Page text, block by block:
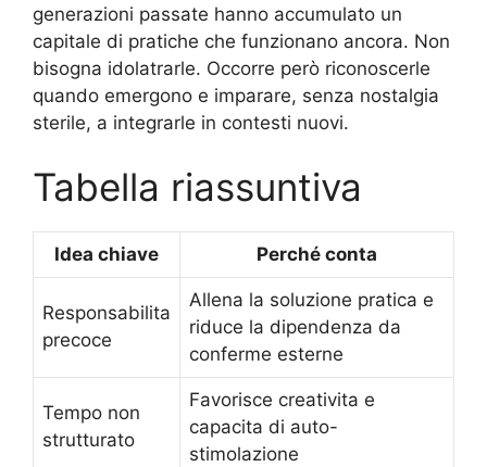
generazioni passate hanno accumulato un
capitale di pratiche che funzionano ancora. Non
bisogna idolatrarle. Occorre però riconoscerle
quando emergono e imparare, senza nostalgia
sterile, a integrarle in contesti nuovi.
Tabella riassuntiva
Idea chiave Perché conta
Responsabilita
precoce
Allena la soluzione pratica e
riduce la dipendenza da
conferme esterne
Tempo non
strutturato
Favorisce creativita e
capacita di auto-
stimolazione